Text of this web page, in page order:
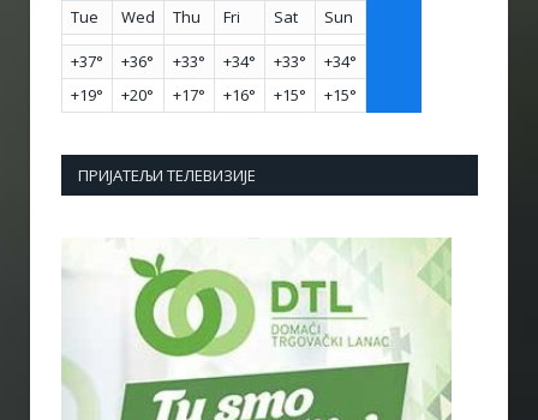
Tue
Wed Thu Fri Sat Sun
+37° +36° +33° +34° +33° +34°
+19° +20° +17° +16° +15° +15°
ПРИЈАТЕЉИ ТЕЛЕВИЗИЈЕ